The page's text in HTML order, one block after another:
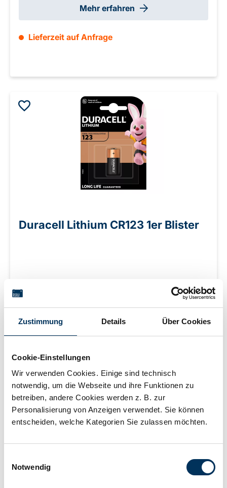
Zustimmung Details Über Cookies
Cookie-Einstellungen
Wir verwenden Cookies. Einige sind technisch
notwendig, um die Webseite und ihre Funktionen zu
betreiben, andere Cookies werden z. B. zur
Personalisierung von Anzeigen verwendet. Sie können
entscheiden, welche Kategorien Sie zulassen möchten.
Notwendig
Mehr erfahren
Lieferzeit auf Anfrage
Duracell Lithium CR123 1er Blister
Für Preis bitte anmelden
Mehr erfahren
Lieferzeit 2-5 Werktage